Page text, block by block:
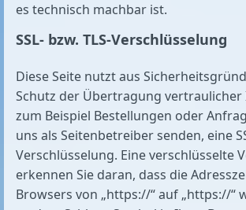
es technisch machbar ist.
SSL- bzw. TLS-Verschlüsselung
Diese Seite nutzt aus
Schutz der Übertragung vertraulicher
zum Beispiel Bestellungen oder
uns als Seitenbetreiber senden, eine
Verschlüsselung. Eine verschlüsselte
erkennen Sie daran, dass die
Browsers von „https://“ auf „https://“